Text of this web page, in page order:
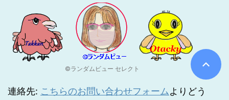
©ランダムビュー セレクト
連絡先: こちらのお問い合わせフォームよりどう